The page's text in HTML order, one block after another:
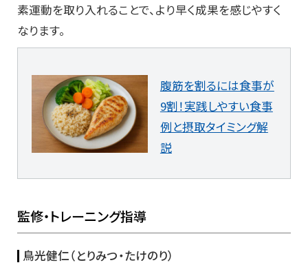
素運動を取り入れることで、より早く成果を感じやすく
なります。
腹筋を割るには食事が
9割！実践しやすい食事
例と摂取タイミング解
説
監修・トレーニング指導
鳥光健仁（とりみつ・たけのり）